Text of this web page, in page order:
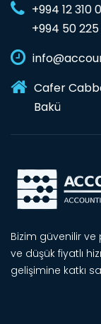
+994 12 310
+994 50
Cafer
Bakü
Bizim güvenilir ve
ve düşük fiyatlı
gelişimine katkı